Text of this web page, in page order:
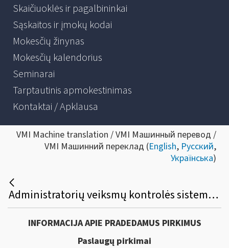
Skaičiuoklės ir pagalbininkai
Sąskaitos ir įmokų kodai
Mokesčių žinynas
Mokesčių kalendorius
Seminarai
Tarptautinis apmokestinimas
Kontaktai / Apklausa
VMI Machine translation / VMI Машинный перевод /
VMI Машинний переклад (English, Русский,
Українська)
Administratorių veiksmų kontrolės sistemos palaikymo paslaugų viešasis pirkimas
INFORMACIJA APIE PRADEDAMUS PIRKIMUS
Paslaugų pirkimai